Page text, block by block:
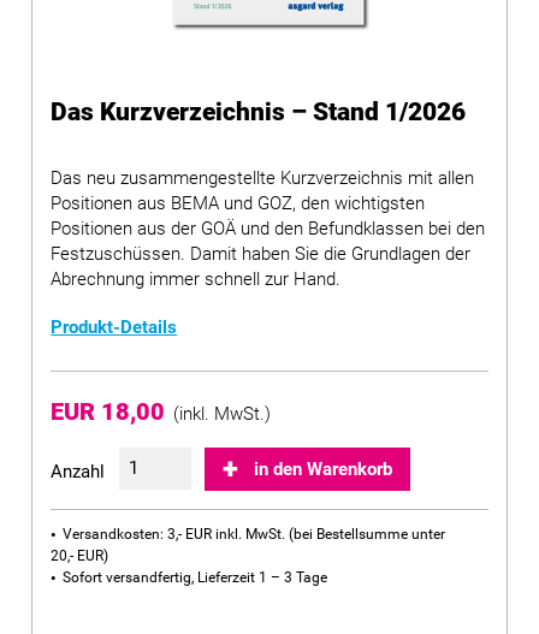
Das Kurzverzeichnis – Stand 1/2026
Das neu zusammengestellte Kurzverzeichnis mit allen
Positionen aus BEMA und GOZ, den wichtigsten
Positionen aus der GOÄ und den Befundklassen bei den
Festzuschüssen. Damit haben Sie die Grundlagen der
Abrechnung immer schnell zur Hand.
Produkt-Details
EUR 18,00 (inkl. MwSt.)
Anzahl in den Warenkorb
Versandkosten: 3,- EUR inkl. MwSt. (bei Bestellsumme unter
20,- EUR)
Sofort versandfertig, Lieferzeit 1 – 3 Tage